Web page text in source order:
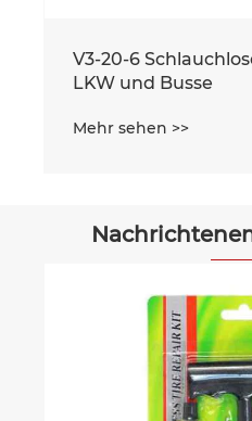
V3-20-4